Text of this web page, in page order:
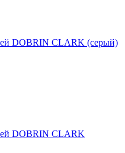
DOBRIN CLARK (серый)
DOBRIN CLARK